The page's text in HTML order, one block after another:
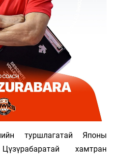
туршлагатай Японы
хамтран